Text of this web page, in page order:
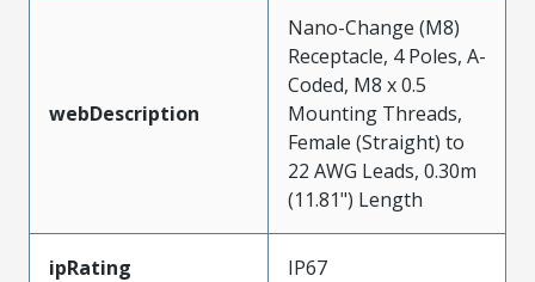
webDescription
Nano-Change (M8)
Receptacle, 4 Poles, A-
Coded, M8 x 0.5
Mounting Threads,
Female (Straight) to
22 AWG Leads, 0.30m
(11.81") Length
ipRating IP67